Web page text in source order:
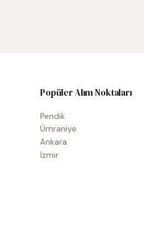
Popüler Alım Noktaları
Pendik
Ümraniye
Ankara
İzmir